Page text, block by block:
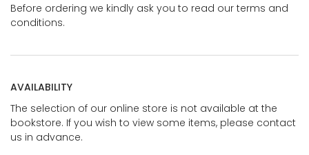
Before ordering we kindly ask you to read our terms and
conditions.
AVAILABILITY
The selection of our online store is not available at the
bookstore. If you wish to view some items, please contact
us in advance.